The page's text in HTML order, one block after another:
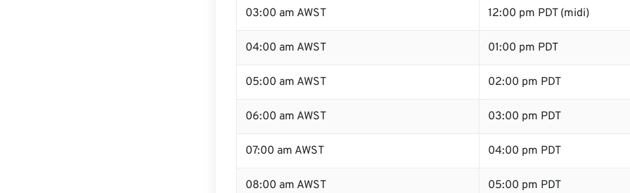
03:00 am AWST 12:00 pm PDT (midi)
04:00 am AWST 01:00 pm PDT
05:00 am AWST 02:00 pm PDT
06:00 am AWST 03:00 pm PDT
07:00 am AWST 04:00 pm PDT
08:00 am AWST 05:00 pm PDT